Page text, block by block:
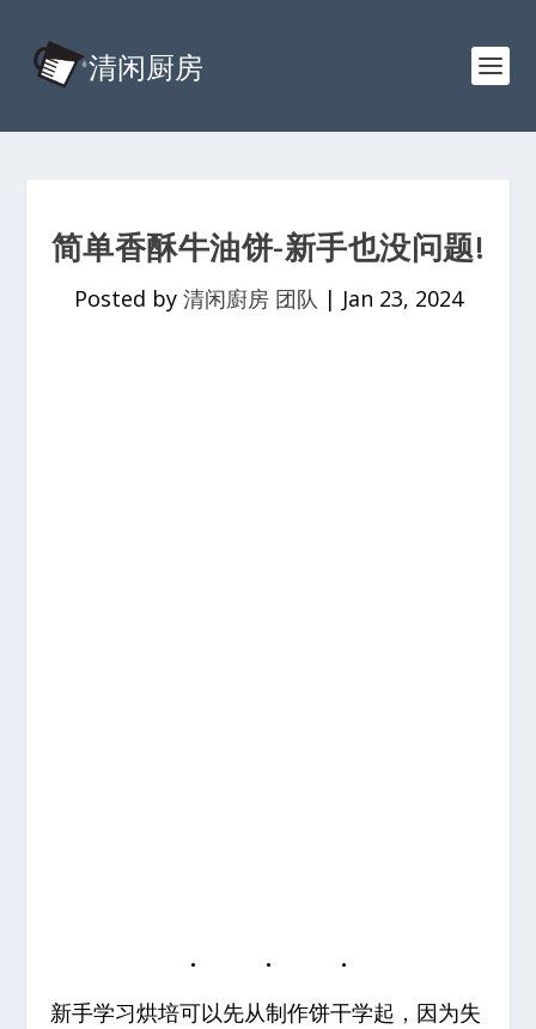
简单香酥牛油饼-新手也没问题!
Posted by 清闲廚房 团队 | Jan 23, 2024
新手学习烘培可以先从制作饼干学起，因为失